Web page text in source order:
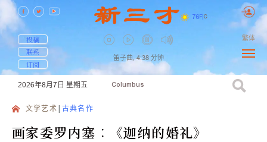
76F| C
投稿
联系
订阅
笛子曲, 4:38 分钟
繁体
2026年8月7日 星期五 Columbus
文学艺术 古典名作
画家委罗内塞︰《迦纳的婚礼》